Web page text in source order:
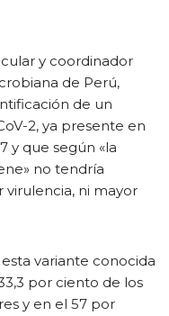
y coordinador
de Perú,
de un
2, ya presente en
y que según «la
no tendría
virulencia, ni mayor
variante conocida
por ciento de los
y en el 57 por